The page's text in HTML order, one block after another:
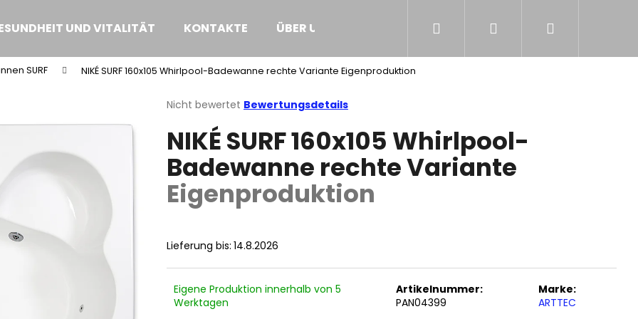
UND VITALITÄT KONTAKTE ÜBER UNS Suchen
SURF NIKÉ SURF 160x105 Whirlpool-Badewanne rechte Variante Eigenproduktion
Die
Produktbewertung
ist
0,0
von
5
Sternen.
Nicht bewertet Bewertungsdetails
NIKÉ SURF 160x105 Whirlpool-
Badewanne rechte Variante
Eigenproduktion
Lieferung bis: 14.8.2026
Eigene Produktion innerhalb von 5
Werktagen
Artikelnummer:
PAN04399
Marke:
ARTTEC
Was suchen Sie?
SUCHEN
Wir empfehlen